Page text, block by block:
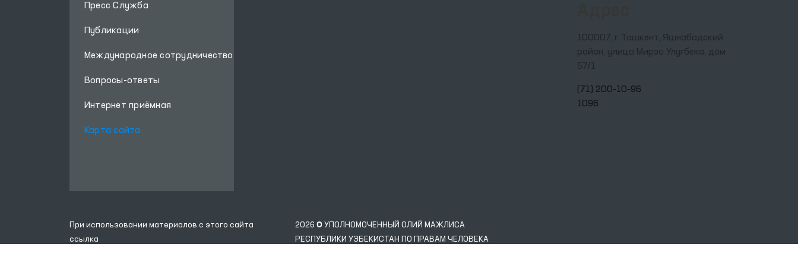
ценности человеческого
семьи и доброты. После
концертные программы.
Пресс Служба
Публикации
Международное сотрудничество
Вопросы-ответы
Интернет приёмная
Карта сайта
100007, г. Ташкент, Яшнабадский
район, улица Мирзо Улугбека, дом
57/1
(71) 200-10-96
1096
При использовании материалов с этого сайта
ссылка
2026 © УПОЛНОМОЧЕННЫЙ ОЛИЙ МАЖЛИСА
РЕСПУБЛИКИ УЗБЕКИСТАН ПО ПРАВАМ ЧЕЛОВЕКА